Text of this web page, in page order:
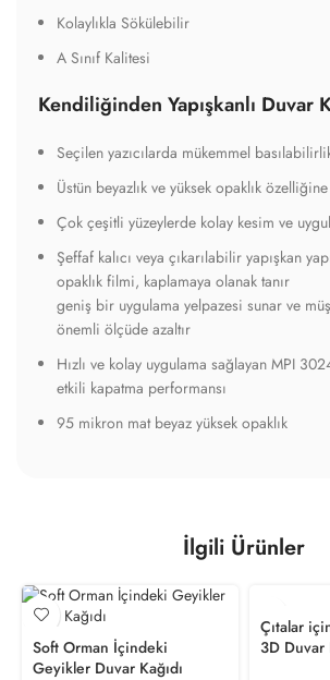
Kolaylıkla Sökülebilir
A Sınıf Kalitesi
Kendiliğinden Yapışkanlı Duvar
Seçilen yazıcılarda mükemmel
Üstün beyazlık ve yüksek opaklık
Çok çeşitli yüzeylerde kolay kesim ve
Şeffaf kalıcı veya çıkarılabilir yapışkan
opaklık filmi, kaplamaya olanak tanır
geniş bir uygulama yelpazesi sunar ve
önemli ölçüde azaltır
Hızlı ve kolay uygulama sağlayan MPI
etkili kapatma performansı
95 mikron mat beyaz yüksek opaklık
İlgili Ürünler
Soft Orman İçindeki
Geyikler Duvar Kağıdı
Çıtalar
3D Duvar